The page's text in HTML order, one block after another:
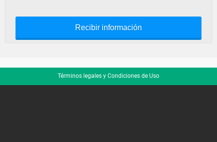
Recibir información
Términos legales y Condiciones de Uso